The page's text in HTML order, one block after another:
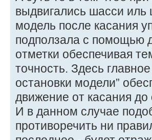
выдвигались шасси иль
модель после касания
подползала с помощью
отметки обеспечивая
точность. Здесь
остановки модели”
движение от касания до
И в данном случае
противоречить ни